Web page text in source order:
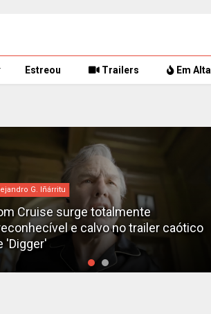
Estreou Trailers Em Alta
G. Iñárritu
Cruise surge totalmente
e calvo no trailer caótico
'Digger'